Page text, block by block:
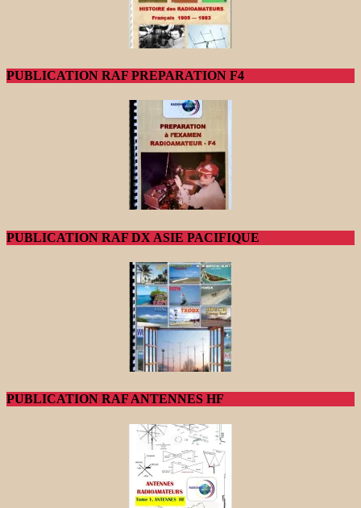
PUBLICATION RAF PREPARATION F4
PUBLICATION RAF DX ASIE PACIFIQUE
PUBLICATION RAF ANTENNES HF